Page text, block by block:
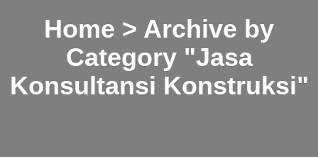
Home > Archive by
Category "Jasa
Konsultansi Konstruksi"